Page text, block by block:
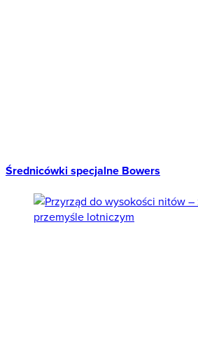
Średnicówki specjalne Bowers